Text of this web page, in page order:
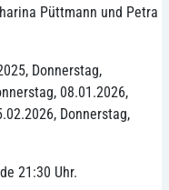
Püttmann und Petra
Donnerstag,
08.01.2026,
Donnerstag,
21:30 Uhr.